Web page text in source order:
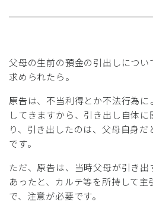
父母の生前の預金の引出しについ
求められたら。
原告は、不当利得とか不法行為
してきますから、引き出し自体
り、引き出したのは、父母自身
です。
ただ、原告は、当時父母が引き
あったと、カルテ等を所持して
で、注意が必要です。